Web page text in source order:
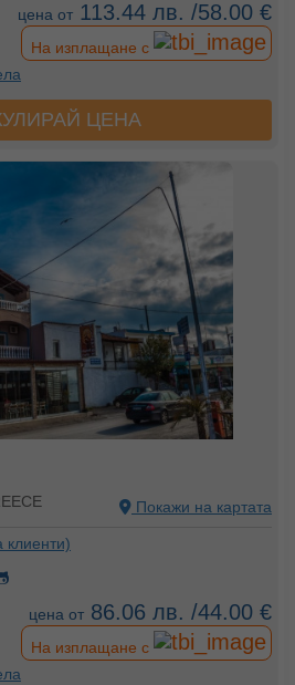
цена от 113.44 лв. /58.00 €
На изплащане с
ЦЕНА
Покажи на картата
клиенти)
цена от 86.06 лв. /44.00 €
На изплащане с